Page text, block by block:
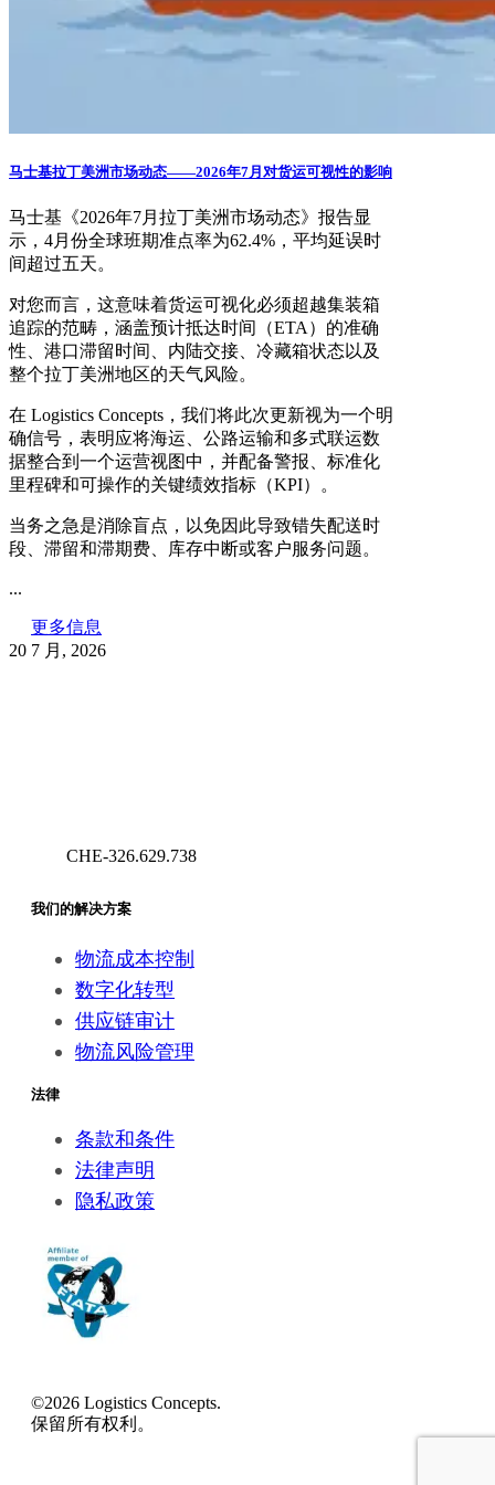
马士基拉丁美洲市场动态——2026年7月对货运可视性的影响
马士基《2026年7月拉丁美洲市场动态》报告显
示，4月份全球班期准点率为62.4%，平均延误时
间超过五天。
对您而言，这意味着货运可视化必须超越集装箱
追踪的范畴，涵盖预计抵达时间（ETA）的准确
性、港口滞留时间、内陆交接、冷藏箱状态以及
整个拉丁美洲地区的天气风险。
在 Logistics Concepts，我们将此次更新视为一个明
确信号，表明应将海运、公路运输和多式联运数
据整合到一个运营视图中，并配备警报、标准化
里程碑和可操作的关键绩效指标（KPI）。
当务之急是消除盲点，以免因此导致错失配送时
段、滞留和滞期费、库存中断或客户服务问题。
...
更多信息
20 7 月, 2026
CHE-326.629.738
我们的解决方案
物流成本控制
数字化转型
供应链审计
物流风险管理
法律
条款和条件
法律声明
隐私政策
©2026 Logistics Concepts.
保留所有权利。